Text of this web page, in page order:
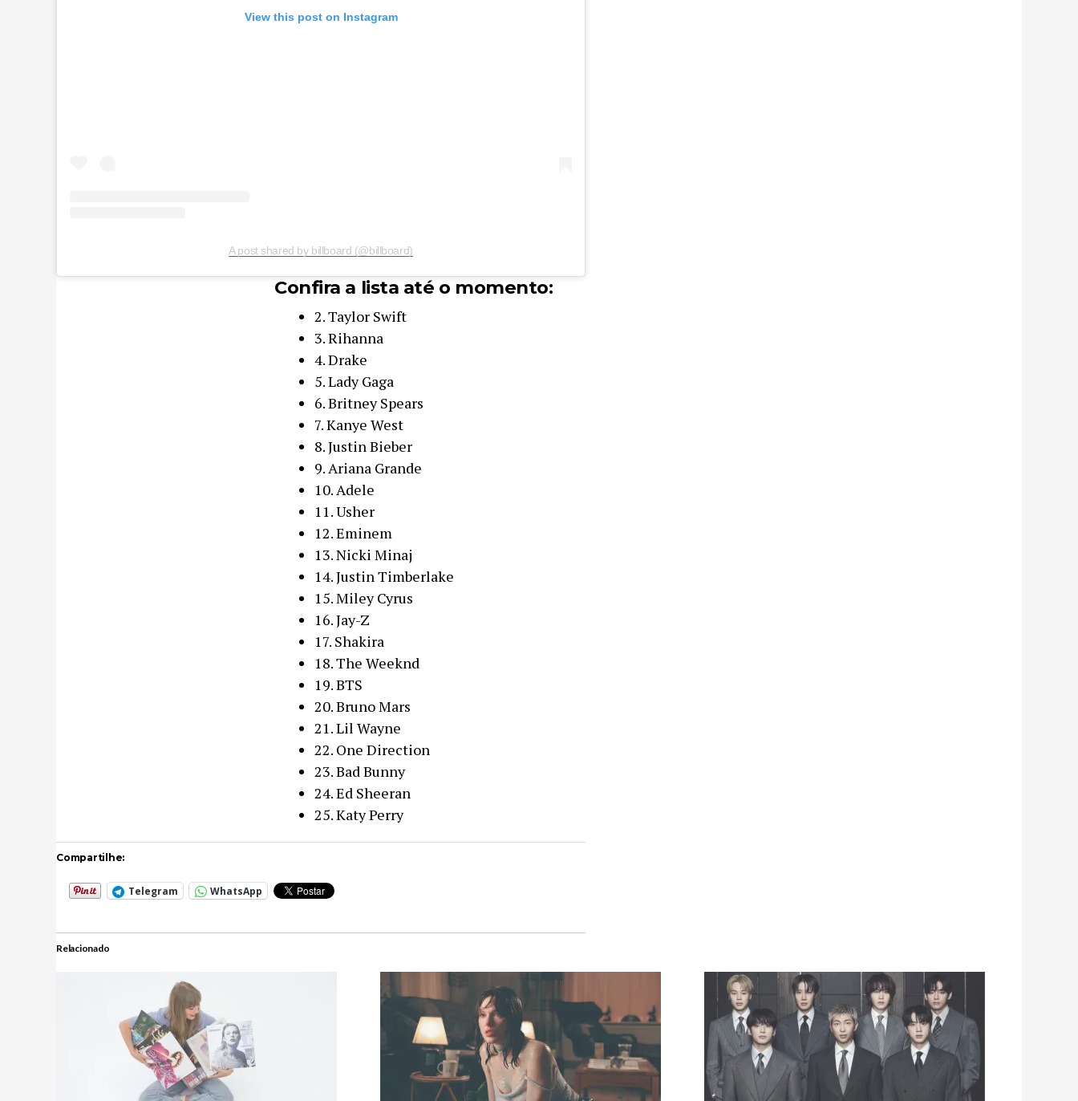
View this post on Instagram
A post shared by billboard (@billboard)
Confira a lista até o momento:
2. Taylor Swift
3. Rihanna
4. Drake
5. Lady Gaga
6. Britney Spears
7. Kanye West
8. Justin Bieber
9. Ariana Grande
10. Adele
11. Usher
12. Eminem
13. Nicki Minaj
14. Justin Timberlake
15. Miley Cyrus
16. Jay-Z
17. Shakira
18. The Weeknd
19. BTS
20. Bruno Mars
21. Lil Wayne
22. One Direction
23. Bad Bunny
24. Ed Sheeran
25. Katy Perry
Compartilhe:
Telegram WhatsApp
Relacionado